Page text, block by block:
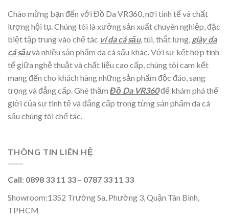
Chào mừng bạn đến với Đồ Da VR360, nơi tinh tế và chất
lượng hội tụ. Chúng tôi là xưởng sản xuất chuyên nghiệp, đặc
biệt tập trung vào chế tác ví da cá sấu, túi, thắt lưng, giày da
cá sấuvà nhiều sản phẩm da cá sấu khác. Với sự kết hợp tinh
tế giữa nghệ thuật và chất liệu cao cấp, chúng tôi cam kết
mang đến cho khách hàng những sản phẩm độc đáo, sang
trọng và đẳng cấp. Ghé thăm Đồ Da VR360để khám phá thế
giới của sự tinh tế và đẳng cấp trong từng sản phẩm da cá
sấu chúng tôi chế tác.
THÔNG TIN LIÊN HỆ
Call: 0898 33 11 33 – 0787 33 11 33
Showroom:1352 Trường Sa, Phường 3, Quận Tân Bình,
TPHCM